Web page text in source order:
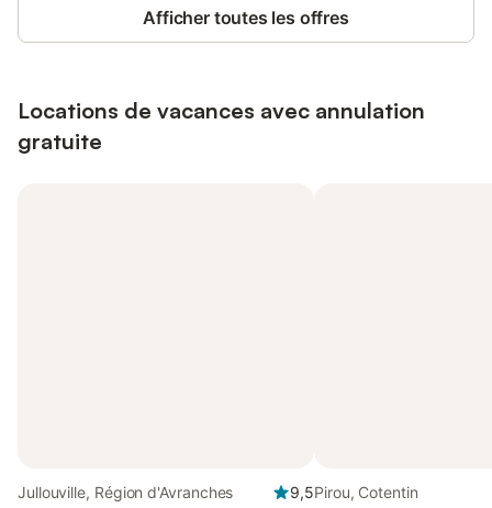
Afficher toutes les offres
Locations de vacances avec annulation
gratuite
Jullouville, Région d'Avranches
9,5Pirou, Cotentin